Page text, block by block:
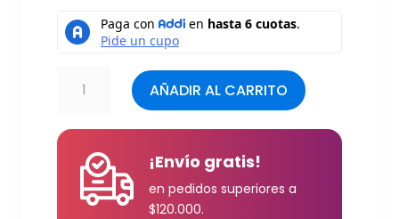
Térmica
Móvil
Bluetooh
58MM
Jaltech
AÑADIR AL CARRITO
¡Envío gratis!
en pedidos superiores a
$120.000.